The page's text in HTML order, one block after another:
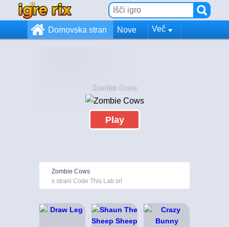
Domovska stran Nove Več
Zombie Cows
Play
Zombie Cows
s strani Code This Lab srl